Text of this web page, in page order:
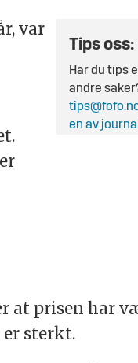
Tips oss:
Har du tips
andre
en av
var
at prisen har
sterkt.